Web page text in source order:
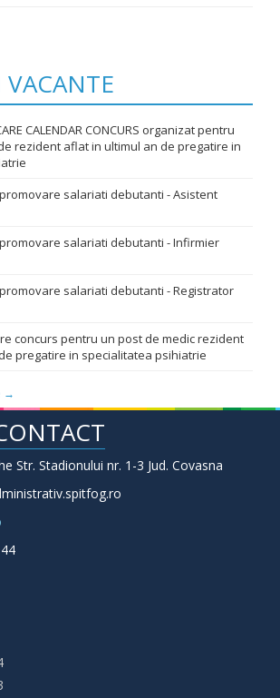
VACANTE
CALENDAR CONCURS organizat pentru
rezident aflat in ultimul an de pregatire in
salariati debutanti - Asistent
salariati debutanti - Infirmier
salariati debutanti - Registrator
concurs pentru un post de medic rezident
pregatire in specialitatea psihiatrie
→
Str. Stadionului nr. 1-3 Jud. Covasna